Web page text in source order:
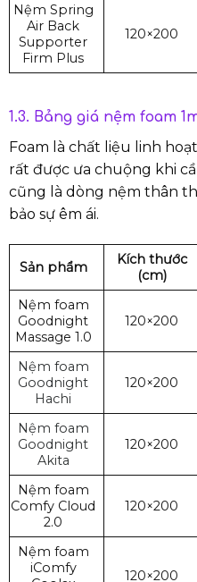
Nệm Spring
Air Back
Supporter
Firm Plus
120×200
1.3. Bảng giá nệm foam
Foam là chất liệu linh
rất được ưa chuộng khi
cũng là dòng nệm thân
bảo sự êm ái.
Sản phẩm
Kích thước
(cm)
Nệm foam
Goodnight
Massage 1.0
120×200
Nệm foam
Goodnight
Hachi
120×200
Nệm foam
Goodnight
Akita
120×200
Nệm foam
Comfy Cloud
2.0
120×200
Nệm foam
iComfy
120×200